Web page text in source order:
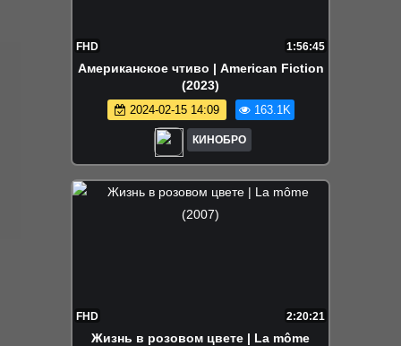
FHD 1:56:45
Американское чтиво | American Fiction
(2023)
2024-02-15 14:09 163.1K
КИНОБРО
FHD 2:20:21
Жизнь в розовом цвете | La môme